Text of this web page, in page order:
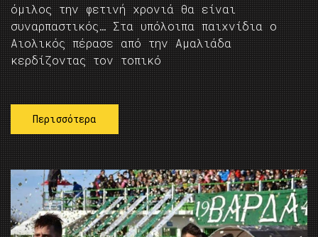
όμιλος την φετινή χρονιά θα είναι
συναρπαστικός… Στα υπόλοιπα παιχνίδια ο
Αιολικός πέρασε από την Αμαλιάδα
κερδίζοντας τον τοπικό
Περισσότερα